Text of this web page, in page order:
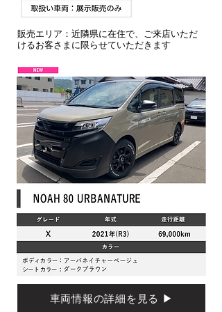
販売エリア：近隣県に在住で、ご来店いただ
けるお客さまに限らせていただきます
車両情報の詳細を見る ▶